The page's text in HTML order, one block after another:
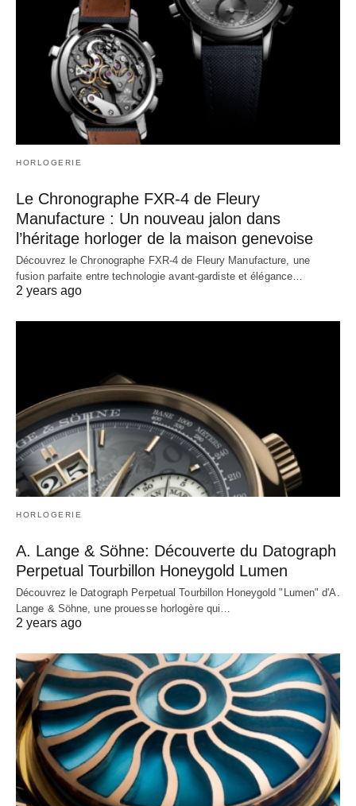
HORLOGERIE
Le Chronographe FXR-4 de Fleury
Manufacture : Un nouveau jalon dans
l’héritage horloger de la maison genevoise
Découvrez le Chronographe FXR-4 de Fleury Manufacture, une
fusion parfaite entre technologie avant-gardiste et élégance…
2 years ago
HORLOGERIE
A. Lange & Söhne: Découverte du Datograph
Perpetual Tourbillon Honeygold Lumen
Découvrez le Datograph Perpetual Tourbillon Honeygold "Lumen" d'A.
Lange & Söhne, une prouesse horlogère qui…
2 years ago